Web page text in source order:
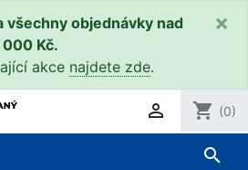
všechny objednávky nad
000 Kč.
akce najdete zde.
×
 shopping_cart (0)
search